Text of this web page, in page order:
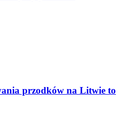
przodków na Litwie to